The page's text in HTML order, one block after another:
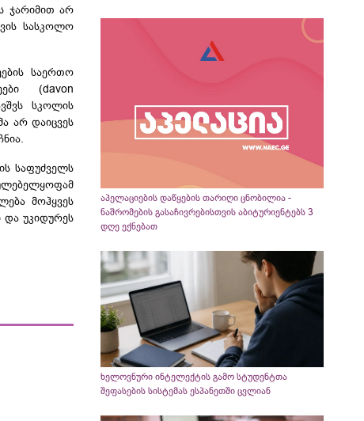
ჯარიმით არ
სასკოლო
საერთო
(davon
სკოლის
არ დაიცვეს
საფუძველს
მოჰყვეს
უკიდურეს
აპელაციების დაწყების თარიღი ცნობილია -
ნაშრომების გასაჩივრებისთვის აბიტურიენტებს 3
დღე ექნებათ
ხელოვნური ინტელექტის გამო სტუდენტთა
შეფასების სისტემას ესპანეთში ცვლიან